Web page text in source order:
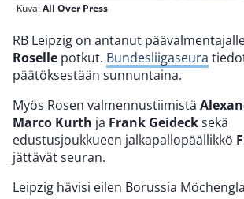
Kuva:All Over Press
RB Leipzig on antanut
Roselle potkut. Bundesliigaseura
päätöksestään sunnuntaina.
Myös Rosen valmennustiimistä
Marco Kurth ja Frank Geidecksekä
edustusjoukkueen jalkapallopäällikkö
jättävät seuran.
Leipzig hävisi eilen Borussia